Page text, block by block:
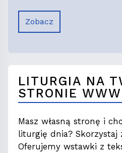
Zobacz
LITURGIA NA
STRONIE WWW
Masz własną stronę i
liturgię dnia? Skorzystaj
Oferujemy wstawki z